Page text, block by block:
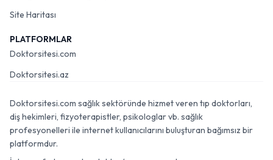
Site Haritası
PLATFORMLAR
Doktorsitesi.com
Doktorsitesi.az
Doktorsitesi.com sağlık sektöründe hizmet veren tıp doktorları,
diş hekimleri, fizyoterapistler, psikologlar vb. sağlık
profesyonelleri ile internet kullanıcılarını buluşturan bağımsız bir
platformdur.